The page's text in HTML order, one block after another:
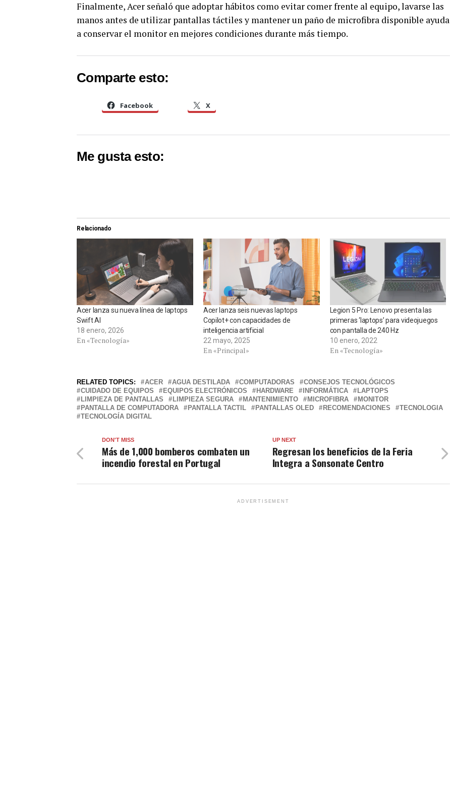
Finalmente, Acer señaló que adoptar hábitos como evitar comer frente al equipo, lavarse las
manos antes de utilizar pantallas táctiles y mantener un paño de microfibra disponible ayuda
a conservar el monitor en mejores condiciones durante más tiempo.
Comparte esto:
Facebook X
Me gusta esto:
Relacionado
Acer lanza su nueva línea de laptops
Swift AI
18 enero, 2026
En «Tecnología»
Acer lanza seis nuevas laptops
Copilot+ con capacidades de
inteligencia artificial
22 mayo, 2025
En «Principal»
Legion 5 Pro: Lenovo presenta las
primeras ‘laptops’ para videojuegos
con pantalla de 240 Hz
10 enero, 2022
En «Tecnología»
RELATED TOPICS: ACER AGUA DESTILADA COMPUTADORAS
CONSEJOS TECNOLÓGICOS
CUIDADO DE EQUIPOS
EQUIPOS ELECTRÓNICOS HARDWARE INFORMÁTICA
LAPTOPS
LIMPIEZA DE PANTALLAS
LIMPIEZA SEGURA MANTENIMIENTO MICROFIBRA
MONITOR
PANTALLA DE COMPUTADORA
PANTALLA TACTIL PANTALLAS OLED RECOMENDACIONES
TECNOLOGIA
TECNOLOGÍA DIGITAL
UP NEXT
Regresan los beneficios de la Feria
Integra a Sonsonate Centro
DON'T MISS
Más de 1,000 bomberos combaten un
incendio forestal en Portugal
ADVERTISEMENT